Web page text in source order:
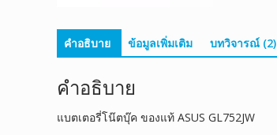
คำอธิบาย ข้อมูลเพิ่มเติม บทวิจารณ์ (2)
คำอธิบาย
แบตเตอรี่โน๊ตบุ๊ค ของแท้ ASUS GL752JW